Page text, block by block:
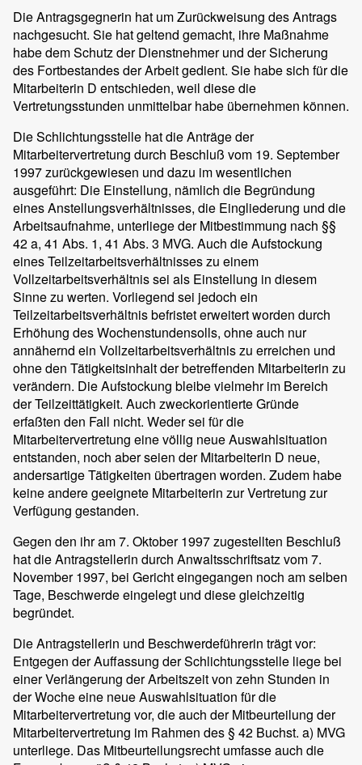
Die Antragsgegnerin hat um Zurückweisung des Antrags
nachgesucht. Sie hat geltend gemacht, ihre Maßnahme
habe dem Schutz der Dienstnehmer und der Sicherung
des Fortbestandes der Arbeit gedient. Sie habe sich für die
Mitarbeiterin D entschieden, weil diese die
Vertretungsstunden unmittelbar habe übernehmen können.
Die Schlichtungsstelle hat die Anträge der
Mitarbeitervertretung durch Beschluß vom 19. September
1997 zurückgewiesen und dazu im wesentlichen
ausgeführt: Die Einstellung, nämlich die Begründung
eines Anstellungsverhältnisses, die Eingliederung und die
Arbeitsaufnahme, unterliege der Mitbestimmung nach §§
42 a, 41 Abs. 1, 41 Abs. 3 MVG. Auch die Aufstockung
eines Teilzeitarbeitsverhältnisses zu einem
Vollzeitarbeitsverhältnis sei als Einstellung in diesem
Sinne zu werten. Vorliegend sei jedoch ein
Teilzeitarbeitsverhältnis befristet erweitert worden durch
Erhöhung des Wochenstundensolls, ohne auch nur
annähernd ein Vollzeitarbeitsverhältnis zu erreichen und
ohne den Tätigkeitsinhalt der betreffenden Mitarbeiterin zu
verändern. Die Aufstockung bleibe vielmehr im Bereich
der Teilzeittätigkeit. Auch zweckorientierte Gründe
erfaßten den Fall nicht. Weder sei für die
Mitarbeitervertretung eine völlig neue Auswahlsituation
entstanden, noch aber seien der Mitarbeiterin D neue,
andersartige Tätigkeiten übertragen worden. Zudem habe
keine andere geeignete Mitarbeiterin zur Vertretung zur
Verfügung gestanden.
Gegen den ihr am 7. Oktober 1997 zugestellten Beschluß
hat die Antragstellerin durch Anwaltsschriftsatz vom 7.
November 1997, bei Gericht eingegangen noch am selben
Tage, Beschwerde eingelegt und diese gleichzeitig
begründet.
Die Antragstellerin und Beschwerdeführerin trägt vor:
Entgegen der Auffassung der Schlichtungsstelle liege bei
einer Verlängerung der Arbeitszeit von zehn Stunden in
der Woche eine neue Auswahlsituation für die
Mitarbeitervertretung vor, die auch der Mitbeurteilung der
Mitarbeitervertretung im Rahmen des § 42 Buchst. a) MVG
unterliege. Das Mitbeurteilungsrecht umfasse auch die